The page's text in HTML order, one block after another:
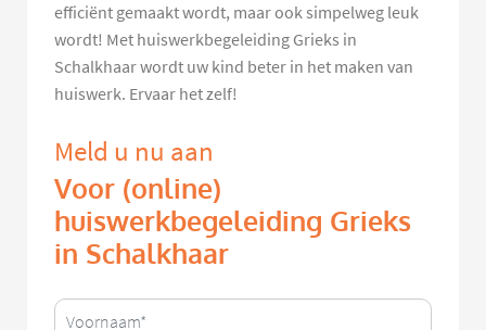
efficiënt gemaakt wordt, maar ook simpelweg leuk
wordt! Met huiswerkbegeleiding Grieks in
Schalkhaar wordt uw kind beter in het maken van
huiswerk. Ervaar het zelf!
Meld u nu aan
Voor (online)
huiswerkbegeleiding Grieks
in Schalkhaar